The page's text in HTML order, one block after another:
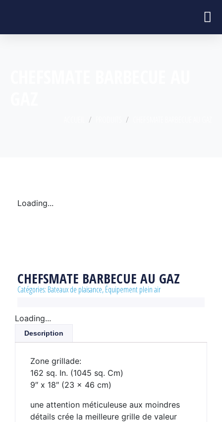
Loading...
CHEFSMATE BARBECUE AU GAZ
Catégories: Bateaux de plaisance,Équipement plein air
Loading...
Description
Zone grillade:
162 sq. In. (1045 sq. Cm)
9″ x 18″ (23 x 46 cm)
une attention méticuleuse aux moindres
détails crée la meilleure grille de valeur